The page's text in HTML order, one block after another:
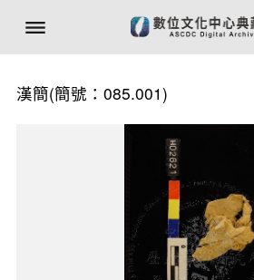
漢簡(簡號：085.001)